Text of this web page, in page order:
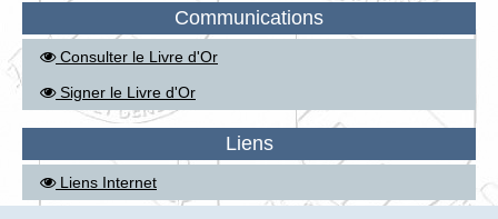
Communications
Consulter le Livre d'Or
Signer le Livre d'Or
Liens
Liens Internet